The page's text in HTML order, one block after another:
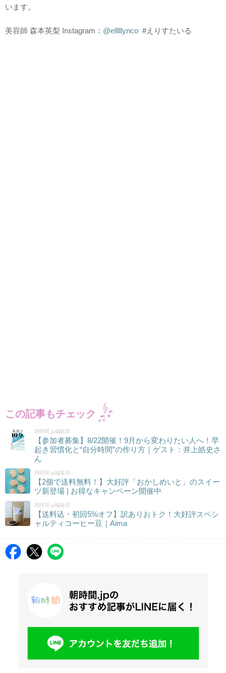
います。
美容師 森本英梨 Instagram： @elllllynco #えりすたいる
この記事もチェック
朝時間.jp編集部
【参加者募集】8/22開催！9月から変わりたい人へ！早
起き習慣化と“自分時間”の作り方｜ゲスト：井上皓史さ
ん
朝時間.jp編集部
【2個で送料無料！】大好評「おかしめいと」のスイー
ツ新登場 | お得なキャンペーン開催中
朝時間.jp編集部
【送料込・初回5%オフ】訳ありおトク！大好評スペシ
ャルティコーヒー豆｜Aima